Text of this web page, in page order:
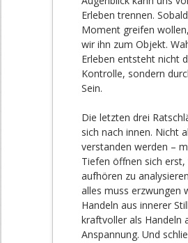
Erleben trennen.
Moment greifen
wir ihn zum Objekt.
Erleben entsteht nicht
Kontrolle, sondern
Sein.
Die letzten drei
sich nach innen. Nicht
verstanden werden –
Tiefen öffnen sich
aufhören zu
alles muss erzwungen
Handeln aus innerer
kraftvoller als Handeln
Anspannung. Und